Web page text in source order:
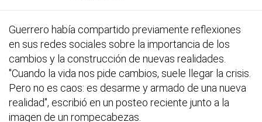
Guerrero había compartido previamente reflexiones
en sus redes sociales sobre la importancia de los
cambios y la construcción de nuevas realidades.
"Cuando la vida nos pide cambios, suele llegar la crisis.
Pero no es caos: es desarme y armado de una nueva
realidad", escribió en un posteo reciente junto a la
imagen de un rompecabezas.